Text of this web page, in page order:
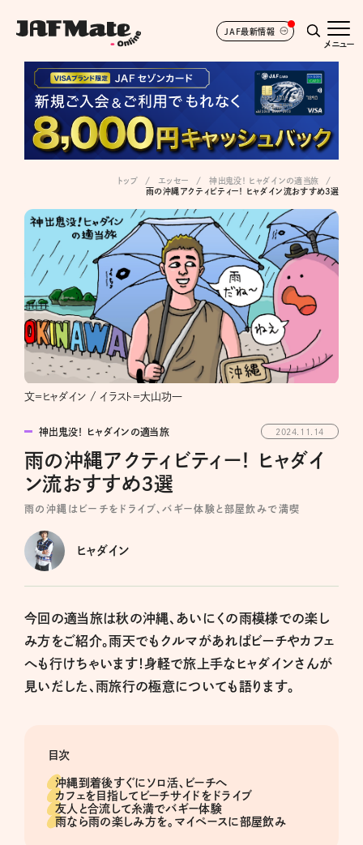
JAF最新情報
メニュー
トップ エッセー
神出鬼没！ ヒャダインの適当旅
雨の沖縄アクティビティー！ ヒャダイン流おすすめ3選
文＝ヒャダイン / イラスト＝大山功一
神出鬼没！ ヒャダインの適当旅 2024.11.14
雨の沖縄アクティビティー！ ヒャダイ
ン流おすすめ3選
雨の沖縄はビーチをドライブ、バギー体験と部屋飲みで満喫
ヒャダイン
今回の適当旅は秋の沖縄、あいにくの雨模様での楽し
み方をご紹介。雨天でもクルマがあればビーチやカフェ
へも行けちゃいます！身軽で旅上手なヒャダインさんが
見いだした、雨旅行の極意についても語ります。
目次
沖縄到着後すぐにソロ活、ビーチへ
カフェを目指してビーチサイドをドライブ
友人と合流して糸満でバギー体験
雨なら雨の楽しみ方を。マイペースに部屋飲み